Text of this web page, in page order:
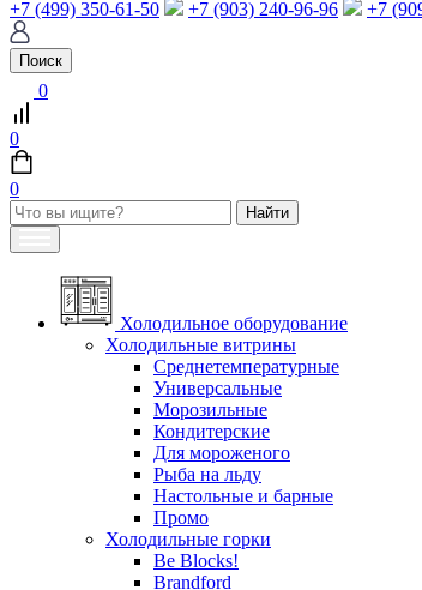
+7 (499) 350-61-50 +7 (903) 240-96-96 +7
Поиск
0
0
0
Холодильное оборудование
Холодильные витрины
Среднетемпературные
Универсальные
Морозильные
Кондитерские
Для мороженого
Рыба на льду
Настольные и барные
Промо
Холодильные горки
Be Blocks!
Brandford